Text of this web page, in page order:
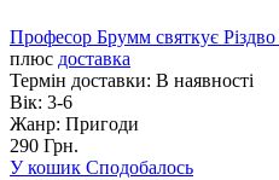
Професор Брумм святкує Різдво
плюс доставка
Термін доставки: В наявності
Вік: 3-6
Жанр: Пригоди
290 Грн.
У кошик Сподобалось